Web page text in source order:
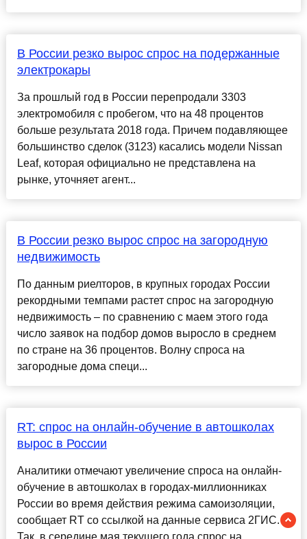
В России резко вырос спрос на подержанные
электрокары
За прошлый год в России перепродали 3303
электромобиля с пробегом, что на 48 процентов
больше результата 2018 года. Причем подавляющее
большинство сделок (3123) касались модели Nissan
Leaf, которая официально не представлена на
рынке, уточняет агент...
В России резко вырос спрос на загородную
недвижимость
По данным риелторов, в крупных городах России
рекордными темпами растет спрос на загородную
недвижимость – по сравнению с маем этого года
число заявок на подбор домов выросло в среднем
по стране на 36 процентов. Волну спроса на
загородные дома специ...
RT: спрос на онлайн-обучение в автошколах
вырос в России
Аналитики отмечают увеличение спроса на онлайн-
обучение в автошколах в городах-миллионниках
России во время действия режима самоизоляции,
сообщает RT со ссылкой на данные сервиса 2ГИС.